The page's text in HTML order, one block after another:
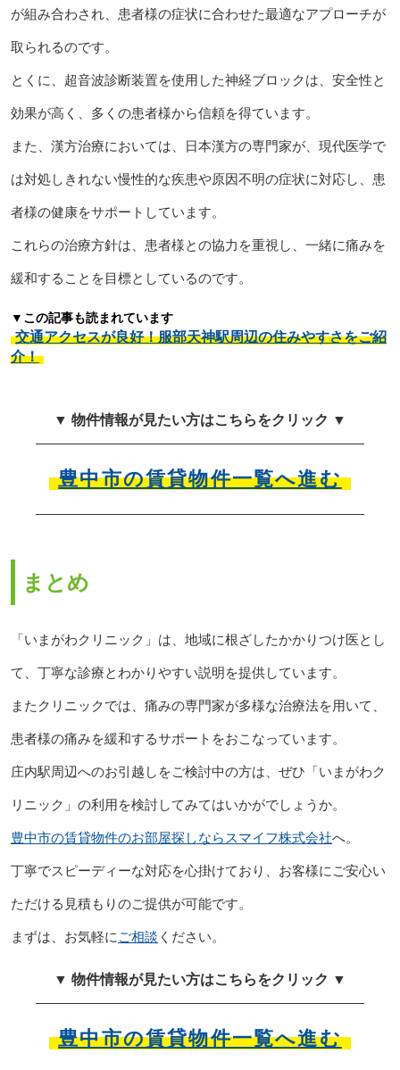
が組み合わされ、患者様の症状に合わせた最適なアプローチが
取られるのです。
とくに、超音波診断装置を使用した神経ブロックは、安全性と
効果が高く、多くの患者様から信頼を得ています。
また、漢方治療においては、日本漢方の専門家が、現代医学で
は対処しきれない慢性的な疾患や原因不明の症状に対応し、患
者様の健康をサポートしています。
これらの治療方針は、患者様との協力を重視し、一緒に痛みを
緩和することを目標としているのです。
▼この記事も読まれています
交通アクセスが良好！服部天神駅周辺の住みやすさをご紹
介！
▼ 物件情報が見たい方はこちらをクリック ▼
豊中市の賃貸物件一覧へ進む
まとめ
「いまがわクリニック」は、地域に根ざしたかかりつけ医とし
て、丁寧な診療とわかりやすい説明を提供しています。
またクリニックでは、痛みの専門家が多様な治療法を用いて、
患者様の痛みを緩和するサポートをおこなっています。
庄内駅周辺へのお引越しをご検討中の方は、ぜひ「いまがわク
リニック」の利用を検討してみてはいかがでしょうか。
豊中市の賃貸物件のお部屋探しならスマイフ株式会社へ。
丁寧でスピーディーな対応を心掛けており、お客様にご安心い
ただける見積もりのご提供が可能です。
まずは、お気軽に ご相談 ください。
▼ 物件情報が見たい方はこちらをクリック ▼
豊中市の賃貸物件一覧へ進む